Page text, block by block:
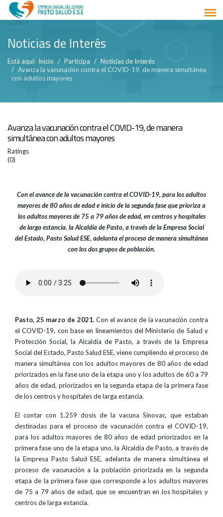
Noticias de Interés
Está aquí: Inicio Participa
Noticias de Interés
Avanza la vacunación contra el COVID-19, de manera simultánea
con adultos mayores
Avanza la vacunación contra el COVID-19, de manera
simultánea con adultos mayores
Ratings
(0)
Con el avance de la vacunación contra el COVID-19, para los adultos
mayores de 80 años de edad e inicio de la segunda fase que prioriza a
los adultos mayores de 75 a 79 años de edad, en centros y hospitales
de larga estancia, la Alcaldía de Pasto, a través de la Empresa Social
del Estado, Pasto Salud ESE, adelanta el proceso de manera simultánea
con los dos grupos de población.
Pasto, 25 marzo de 2021.Con el avance de la vacunación contra
el COVID-19, con base en lineamientos del Ministerio de Salud y
Protección Social, la Alcaldía de Pasto, a través de la Empresa
Social del Estado, Pasto Salud ESE, viene cumpliendo el proceso de
manera simultánea con los adultos mayores de 80 años de edad
priorizados en la fase uno de la etapa uno y los adultos de 60 a 79
años de edad, priorizados en la segunda etapa de la primera fase
de los centros y hospitales de larga estancia.
El contar con 1.259 dosis de la vacuna Sinovac, que estaban
destinadas para el proceso de vacunación contra el COVID-19,
para los adultos mayores de 80 años de edad priorizados en la
primera fase uno de la etapa uno, la Alcaldía de Pasto, a través de
la Empresa Pasto Salud ESE, adelanta de manera simultánea el
proceso de vacunación a la población priorizada en la segunda
etapa de la primera fase que corresponde a los adultos mayores
de 75 a 79 años de edad, que se encuentran en los hospitales y
centros de larga estancia.